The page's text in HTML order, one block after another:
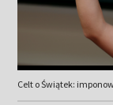
Celt o Świątek: